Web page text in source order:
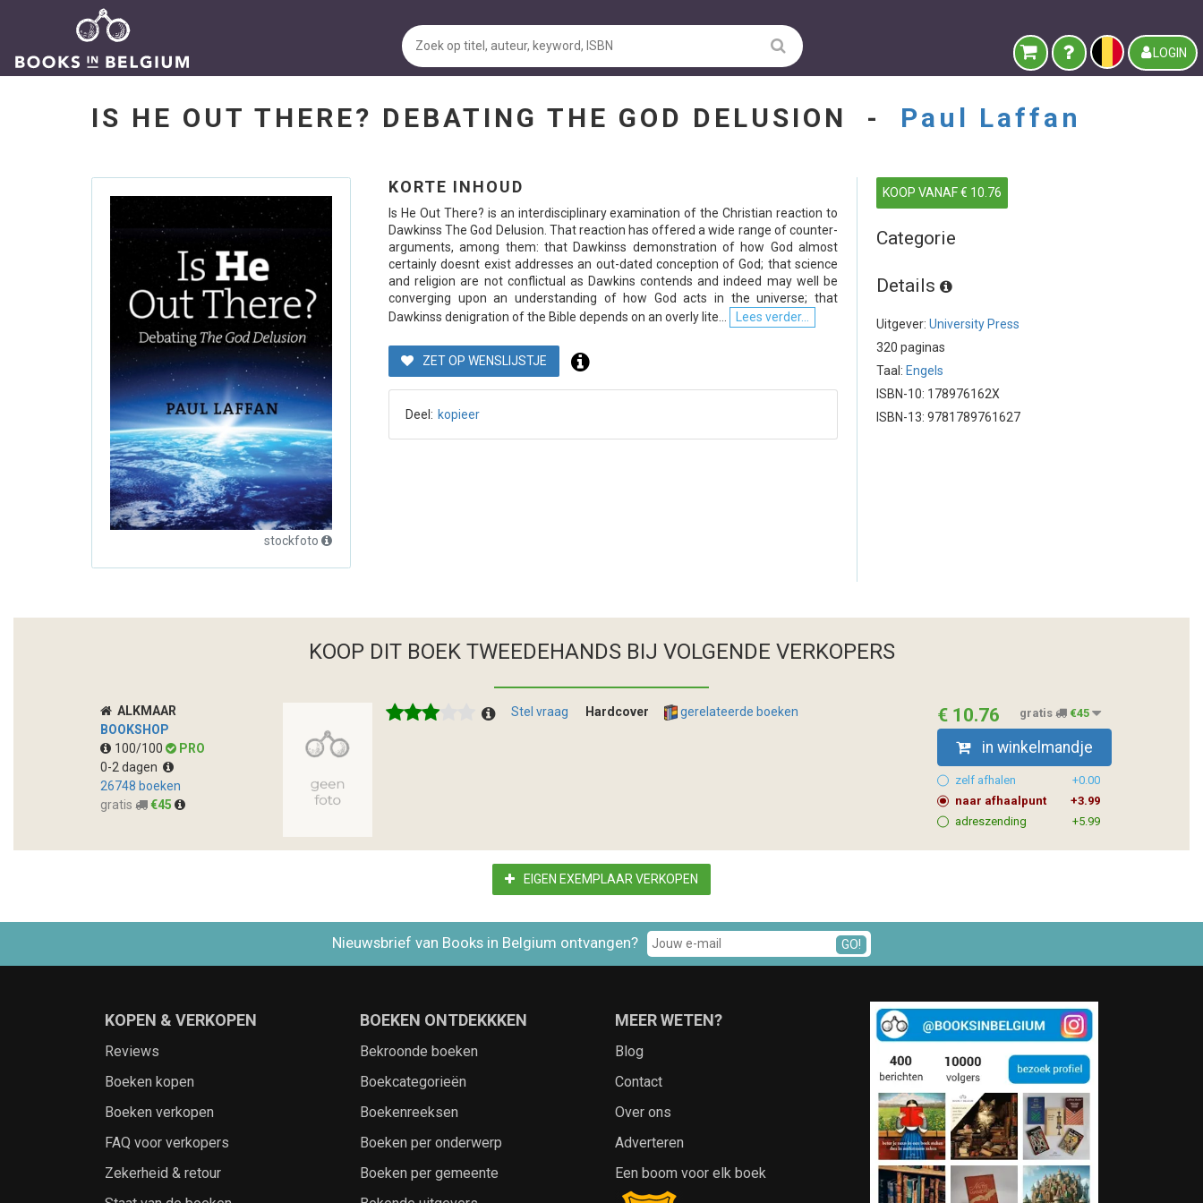
LOGIN
IS HE OUT THERE? DEBATING THE GOD DELUSION - Paul Laffan
stockfoto
KORTE INHOUD
Is He Out There? is an interdisciplinary examination of the Christian reaction to
Dawkinss The God Delusion. That reaction has offered a wide range of counter-
arguments, among them: that Dawkinss demonstration of how God almost
certainly doesnt exist addresses an out-dated conception of God; that science
and religion are not conflictual as Dawkins contends and indeed may well be
converging upon an understanding of how God acts in the universe; that
Dawkinss denigration of the Bible depends on an overly lite...
Lees verder...
ZET OP WENSLIJSTJE
Deel: kopieer
KOOP VANAF € 10.76
Categorie
Details
Uitgever: University Press
320 paginas
Taal: Engels
ISBN-10: 178976162X
ISBN-13: 9781789761627
KOOP DIT BOEK TWEEDEHANDS BIJ VOLGENDE VERKOPERS
ALKMAAR
BOOKSHOP
100/100
PRO
0-2 dagen
26748 boeken
gratis
€45
Stel vraag Hardcover gerelateerde boeken € 10.76 gratis €45
in winkelmandje
zelf afhalen
+0.00
naar afhaalpunt
+3.99
adreszending
+5.99
EIGEN EXEMPLAAR VERKOPEN
Nieuwsbrief van Books in Belgium ontvangen? GO!
KOPEN & VERKOPEN
Reviews
Boeken kopen
Boeken verkopen
FAQ voor verkopers
Zekerheid & retour
BOEKEN ONTDEKKKEN
Bekroonde boeken
Boekcategorieën
Boekenreeksen
Boeken per onderwerp
Boeken per gemeente
MEER WETEN?
Blog
Contact
Over ons
Adverteren
Een boom voor elk boek